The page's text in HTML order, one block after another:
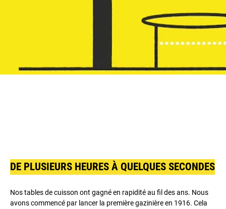
DE PLUSIEURS HEURES À QUELQUES SECONDES
Nos tables de cuisson ont gagné en rapidité au fil des ans. Nous
avons commencé par lancer la première gazinière en 1916. Cela